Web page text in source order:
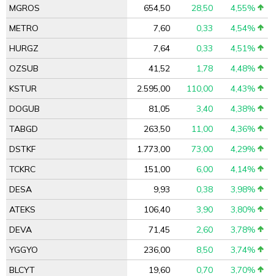
MGROS
654,50 28,50
4,55%
METRO
7,60 0,33
4,54%
HURGZ
7,64 0,33
4,51%
OZSUB
41,52 1,78
4,48%
KSTUR
2.595,00 110,00
4,43%
DOGUB
81,05 3,40
4,38%
TABGD
263,50 11,00
4,36%
DSTKF
1.773,00 73,00
4,29%
TCKRC
151,00 6,00
4,14%
DESA
9,93 0,38
3,98%
ATEKS
106,40 3,90
3,80%
DEVA
71,45 2,60
3,78%
YGGYO
236,00 8,50
3,74%
BLCYT
19,60 0,70
3,70%